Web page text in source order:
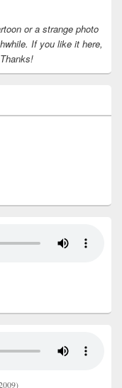
or a strange photo
If you like it here,